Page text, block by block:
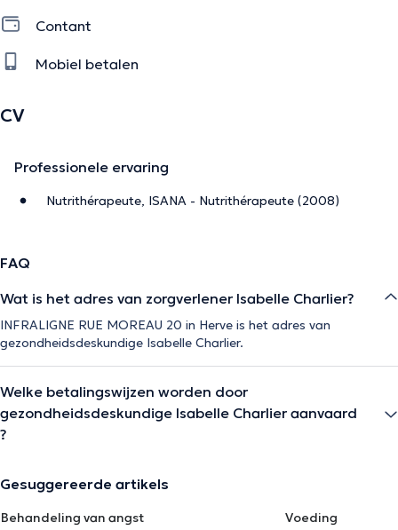
Contant
Mobiel betalen
CV
Professionele ervaring
Nutrithérapeute, ISANA - Nutrithérapeute (2008)
FAQ
Wat is het adres van zorgverlener Isabelle Charlier?
INFRALIGNE RUE MOREAU 20 in Herve is het adres van
gezondheidsdeskundige Isabelle Charlier.
Welke betalingswijzen worden door
gezondheidsdeskundige Isabelle Charlier aanvaard
?
Gesuggereerde artikels
Behandeling van angst
Voeding